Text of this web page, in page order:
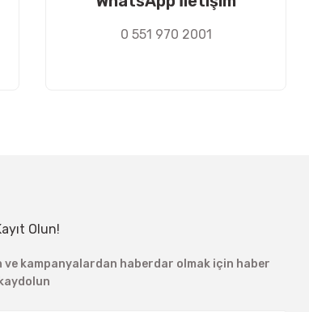
0 551 970 2001
Olun!
ve kampanyalardan haberdar olmak için haber